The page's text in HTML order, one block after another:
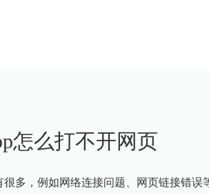
怎么打不开网页
多，例如网络连接问题、网页链接错